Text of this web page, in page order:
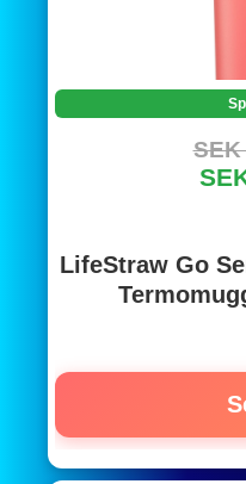
SEK
LifeStraw Go